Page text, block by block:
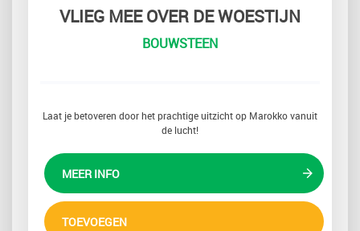
VLIEG MEE OVER DE WOESTIJN
BOUWSTEEN
Laat je betoveren door het prachtige uitzicht op Marokko vanuit
de lucht!
MEER INFO
TOEVOEGEN